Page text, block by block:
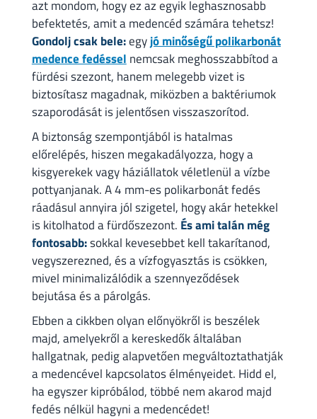
azt mondom, hogy ez az egyik leghasznosabb
befektetés, amit a medencéd számára tehetsz!
Gondolj csak bele:egyjó minőségű polikarbonát
medence fedéssel nemcsak meghosszabbítod a
fürdési szezont, hanem melegebb vizet is
biztosítasz magadnak, miközben a baktériumok
szaporodását is jelentősen visszaszorítod.
A biztonság szempontjából is hatalmas
előrelépés, hiszen megakadályozza, hogy a
kisgyerekek vagy háziállatok véletlenül a vízbe
pottyanjanak. A 4 mm-es polikarbonát fedés
ráadásul annyira jól szigetel, hogy akár hetekkel
is kitolhatod a fürdőszezont. És ami talán még
fontosabb:sokkal kevesebbet kell takarítanod,
vegyszerezned, és a vízfogyasztás is csökken,
mivel minimalizálódik a szennyeződések
bejutása és a párolgás.
Ebben a cikkben olyan előnyökről is beszélek
majd, amelyekről a kereskedők általában
hallgatnak, pedig alapvetően megváltoztathatják
a medencével kapcsolatos élményeidet. Hidd el,
ha egyszer kipróbálod, többé nem akarod majd
fedés nélkül hagyni a medencédet!